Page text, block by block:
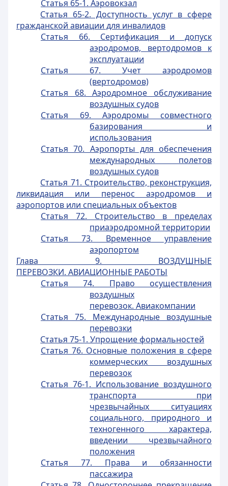
Статья 65-1. Аэровокзал
Статья 65-2. Доступность услуг в сфере
гражданской авиации для инвалидов
Статья 66. Сертификация и допуск
аэродромов, вертодромов к
эксплуатации
Статья 67. Учет аэродромов
(вертодромов)
Статья 68. Аэродромное обслуживание
воздушных судов
Статья 69. Аэродромы совместного
базирования и
использования
Статья 70. Аэропорты для обеспечения
международных полетов
воздушных судов
Статья 71. Строительство, реконструкция,
ликвидация или перенос аэродромов и
аэропортов или специальных объектов
Статья 72. Строительство в пределах
приаэродромной территории
Статья 73. Временное управление
аэропортом
Глава 9. ВОЗДУШНЫЕ
ПЕРЕВОЗКИ. АВИАЦИОННЫЕ РАБОТЫ
Статья 74. Право осуществления
воздушных
перевозок. Авиакомпании
Статья 75. Международные воздушные
перевозки
Статья 75-1. Упрощение формальностей
Статья 76. Основные положения в сфере
коммерческих воздушных
перевозок
Статья 76-1. Использование воздушного
транспорта при
чрезвычайных ситуациях
социального, природного и
техногенного характера,
введении чрезвычайного
положения
Статья 77. Права и обязанности
пассажира